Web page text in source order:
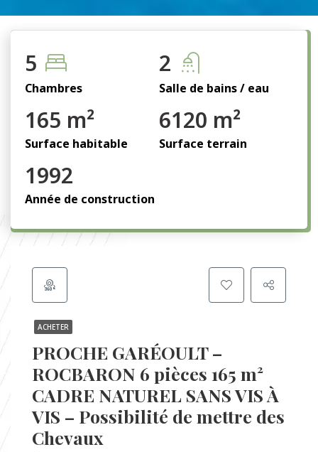
5
Chambres
2
Salle de bains / eau
165 m²
Surface habitable
6120 m²
Surface terrain
1992
Année de construction
ACHETER
PROCHE GARÉOULT –
ROCBARON 6 pièces 165 m²
CADRE NATUREL SANS VIS À
VIS – Possibilité de mettre des
Chevaux